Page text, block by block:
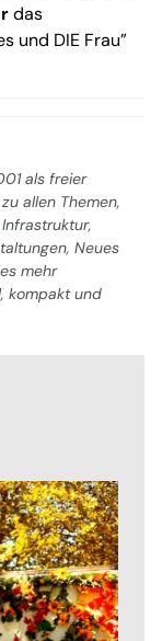
das
und DIE Frau”
als freier
allen Themen,
Neues
mehr
kompakt und